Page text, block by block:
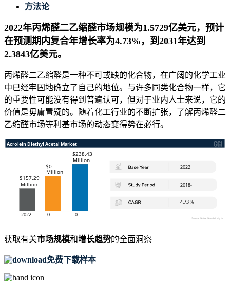
方法论
2022年丙烯醛二乙缩醛市场规模为1.5729亿美元，预计
在预测期内复合年增长率为4.73%，到2031年达到
2.3843亿美元。
丙烯醛二乙缩醛是一种不可或缺的化合物，在广阔的化学工业
中已经牢固地确立了自己的地位。与许多同类化合物一样，它
的重要性可能没有得到普遍认可，但对于业内人士来说，它的
价值是毋庸置疑的。随着化工行业的不断扩张，了解丙烯醛二
乙缩醛市场等利基市场的动态变得势在必行。
获取有关市场规模和增长趋势的全面洞察
免费下载样本